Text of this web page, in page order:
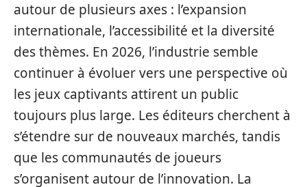
autour de plusieurs axes : l’expansion
internationale, l’accessibilité et la diversité
des thèmes. En 2026, l’industrie semble
continuer à évoluer vers une perspective où
les jeux captivants attirent un public
toujours plus large. Les éditeurs cherchent à
s’étendre sur de nouveaux marchés, tandis
que les communautés de joueurs
s’organisent autour de l’innovation. La